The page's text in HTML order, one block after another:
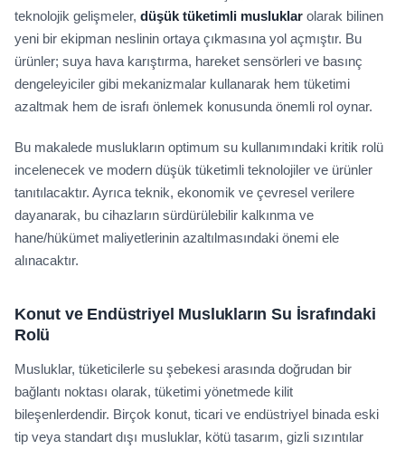
teknolojik gelişmeler, düşük tüketimli musluklar olarak bilinen
yeni bir ekipman neslinin ortaya çıkmasına yol açmıştır. Bu
ürünler; suya hava karıştırma, hareket sensörleri ve basınç
dengeleyiciler gibi mekanizmalar kullanarak hem tüketimi
azaltmak hem de israfı önlemek konusunda önemli rol oynar.
Bu makalede muslukların optimum su kullanımındaki kritik rolü
incelenecek ve modern düşük tüketimli teknolojiler ve ürünler
tanıtılacaktır. Ayrıca teknik, ekonomik ve çevresel verilere
dayanarak, bu cihazların sürdürülebilir kalkınma ve
hane/hükümet maliyetlerinin azaltılmasındaki önemi ele
alınacaktır.
Konut ve Endüstriyel Muslukların Su İsrafındaki
Rolü
Musluklar, tüketicilerle su şebekesi arasında doğrudan bir
bağlantı noktası olarak, tüketimi yönetmede kilit
bileşenlerdendir. Birçok konut, ticari ve endüstriyel binada eski
tip veya standart dışı musluklar, kötü tasarım, gizli sızıntılar